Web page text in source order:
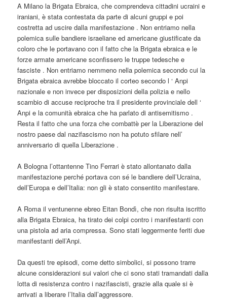
A Milano la Brigata Ebraica, che comprendeva cittadini ucraini e
iraniani, è stata contestata da parte di alcuni gruppi e poi
costretta ad uscire dalla manifestazione . Non entriamo nella
polemica sulle bandiere israeliane ed americane giustificate da
coloro che le portavano con il fatto che la Brigata ebraica e le
forze armate americane sconfissero le truppe tedesche e
fasciste . Non entriamo nemmeno nella polemica secondo cui la
Brigata ebraica avrebbe bloccato il corteo secondo l ‘ Anpi
nazionale e non invece per disposizioni della polizia e nello
scambio di accuse reciproche tra il presidente provinciale dell ‘
Anpi e la comunità ebraica che ha parlato di antisemitismo .
Resta il fatto che una forza che combattè per la Liberazione del
nostro paese dal nazifascismo non ha potuto sfilare nell’
anniversario di quella Liberazione .
A Bologna l’ottantenne Tino Ferrari è stato allontanato dalla
manifestazione perché portava con sé le bandiere dell’Ucraina,
dell’Europa e dell’Italia: non gli è stato consentito manifestare.
A Roma il ventunenne ebreo Eitan Bondì, che non risulta iscritto
alla Brigata Ebraica, ha tirato dei colpi contro i manifestanti con
una pistola ad aria compressa. Sono stati leggermente feriti due
manifestanti dell’Anpi.
Da questi tre episodi, come detto simbolici, si possono trarre
alcune considerazioni sui valori che ci sono stati tramandati dalla
lotta di resistenza contro i nazifascisti, grazie alla quale si è
arrivati a liberare l’Italia dall’aggressore.